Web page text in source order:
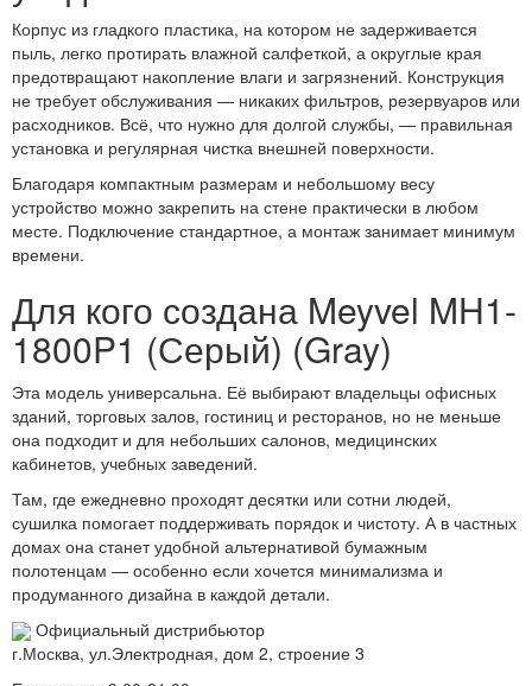
Корпус из гладкого пластика, на котором не задерживается
пыль, легко протирать влажной салфеткой, а округлые края
предотвращают накопление влаги и загрязнений. Конструкция
не требует обслуживания — никаких фильтров, резервуаров или
расходников. Всё, что нужно для долгой службы, — правильная
установка и регулярная чистка внешней поверхности.
Благодаря компактным размерам и небольшому весу
устройство можно закрепить на стене практически в любом
месте. Подключение стандартное, а монтаж занимает минимум
времени.
Для кого создана Meyvel MH1-
1800P1 (Серый) (Gray)
Эта модель универсальна. Её выбирают владельцы офисных
зданий, торговых залов, гостиниц и ресторанов, но не меньше
она подходит и для небольших салонов, медицинских
кабинетов, учебных заведений.
Там, где ежедневно проходят десятки или сотни людей,
сушилка помогает поддерживать порядок и чистоту. А в частных
домах она станет удобной альтернативой бумажным
полотенцам — особенно если хочется минимализма и
продуманного дизайна в каждой детали.
Официальный дистрибьютор
г.Москва, ул.Электродная, дом 2, строение 3